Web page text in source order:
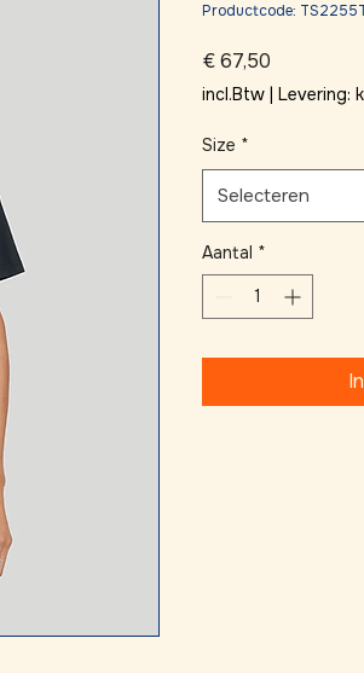
Productcode:
€ 67,50
incl.Btw | Levering:
Size *
Selecteren
Aantal *